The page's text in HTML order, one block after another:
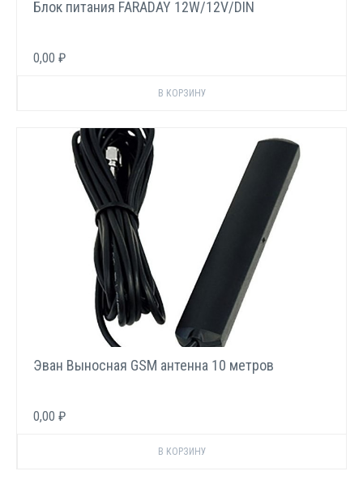
Блок питания FARADAY 12W/12V/DIN
0,00 ₽
Эван Выносная GSM антенна 10 метров
0,00 ₽